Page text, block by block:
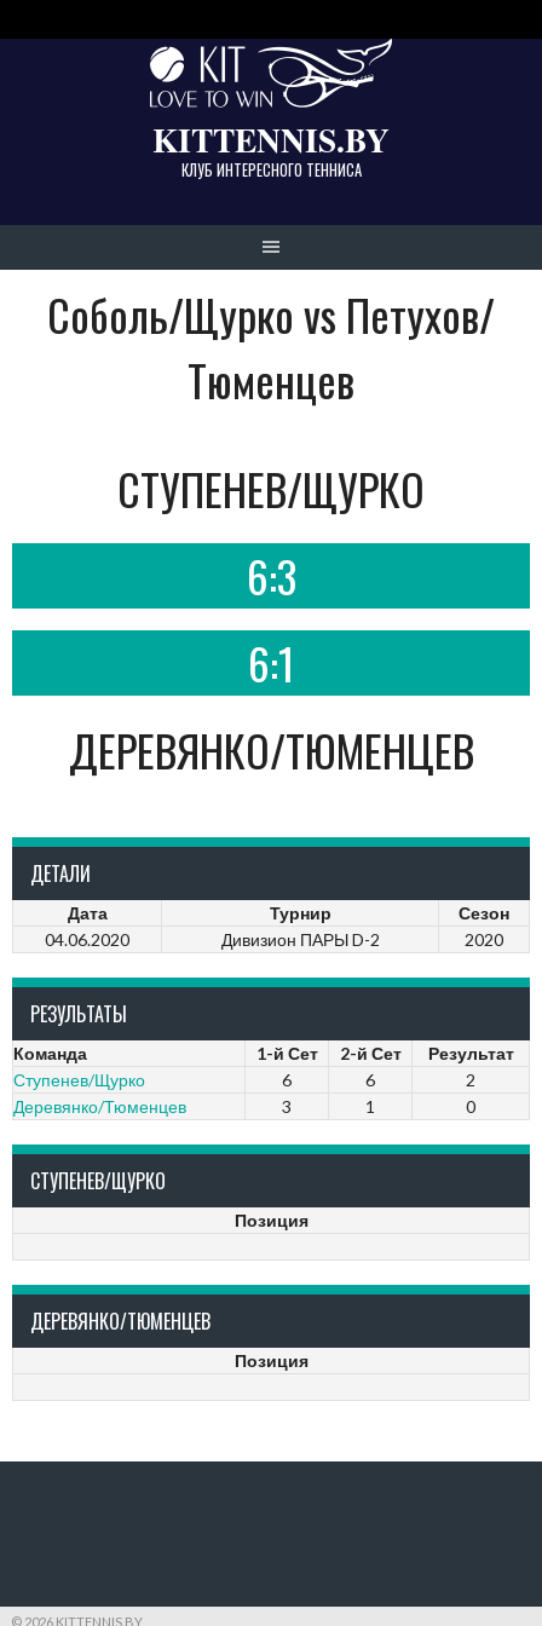
KITTENNIS.BY
КЛУБ ИНТЕРЕСНОГО ТЕННИСА
Соболь/Щурко vs Петухов/
Тюменцев
СТУПЕНЕВ/ЩУРКО
6:3
6:1
ДЕРЕВЯНКО/ТЮМЕНЦЕВ
ДЕТАЛИ
Дата Турнир
Сезон
04.06.2020
Дивизион ПАРЫ D-2 2020
РЕЗУЛЬТАТЫ
Команда 1-й Сет 2-й Сет
Результат
Ступенев/Щурко
6 6
2
Деревянко/Тюменцев
3 1 0
СТУПЕНЕВ/ЩУРКО
Позиция
ДЕРЕВЯНКО/ТЮМЕНЦЕВ
Позиция
© 2026 KITTENNIS.BY